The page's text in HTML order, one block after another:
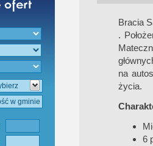
Bracia
.
na
życia.
6